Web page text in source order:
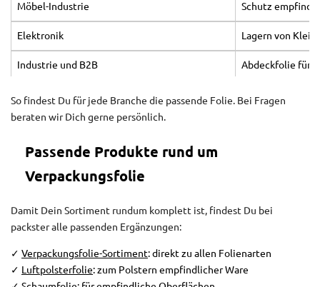
Möbel-Industrie Schutz
Elektronik Lagern von
Industrie und B2B Abdeckfolie für
Handel Blickdicht
So findest Du für jede Branche die passende Folie. Bei Fragen
beraten wir Dich gerne persönlich.
Passende Produkte rund um
Verpackungsfolie
Damit Dein Sortiment rundum komplett ist, findest Du bei
packster alle passenden Ergänzungen:
✓ Verpackungsfolie-Sortiment: direkt zu allen Folienarten
✓ Luftpolsterfolie: zum Polstern empfindlicher Ware